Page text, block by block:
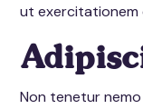
ut exercitationem
Non tenetur